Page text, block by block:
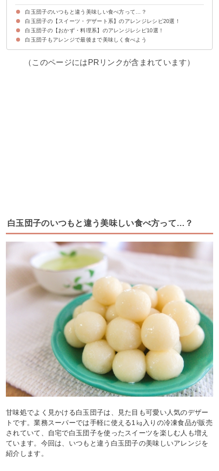
白玉団子のいつもと違う美味しい食べ方って…？
白玉団子の【スイーツ・デザート系】のアレンジレシピ20選！
①白玉団子入りフルーツポンチ
②ココナッツミルクの白玉ぜんざい
③白玉団子でずんだ餅
④白玉団子入り和風ホットサンド
⑤白玉団子のパンナコッタ
⑥洋風みたらし白玉団子
⑦焼きバナナとキャラメルの白玉団子
⑧きなこの白玉串団子
⑨抹茶白玉ぜんざい
⑩白玉団子のカフェオレプリン
⑪さつまいも入りのお汁粉
⑫アイスと白玉団子の和風抹茶パフェ
⑬八つ橋風白玉団子
⑭ベトナムぜんざい
⑮白玉団子入り和風クレープ
⑯モーモーチャーチャー
⑰クリーム白玉あんみつ
⑱白玉団子のかぼちゃあん
⑲白玉団子の黒ごま汁粉
⑳白味噌仕立てのみたらし白玉団子
白玉団子の【おかず・料理系】のアレンジレシピ10選！
①白玉団子の味噌汁
②白玉団子入りお好み焼き
③白玉団子の豚肉巻き
④かぼちゃのミートグラタン
⑤トッポギ風アレンジ白玉団子
⑥白玉団子入りポトフ
⑦白玉団子入りコーンスープ
⑧白玉団子のごま和え
⑨白玉のベーコンチーズ乗せ
⑩白玉団子入り中華スープ
白玉団子もアレンジで最後まで美味しく食べよう
（このページにはPRリンクが含まれています）
白玉団子のいつもと違う美味しい食べ方って…？
甘味処でよく見かける白玉団子は、見た目も可愛い人気のデザー
トです。業務スーパーでは手軽に使える1㎏入りの冷凍食品が販売
されていて、自宅で白玉団子を使ったスイーツを楽しむ人も増え
ています。今回は、いつもと違う白玉団子の美味しいアレンジを
紹介します。